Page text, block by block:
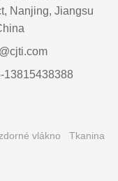
Nanjing, Jiangsu
13815438388
vlákno
Tkanina